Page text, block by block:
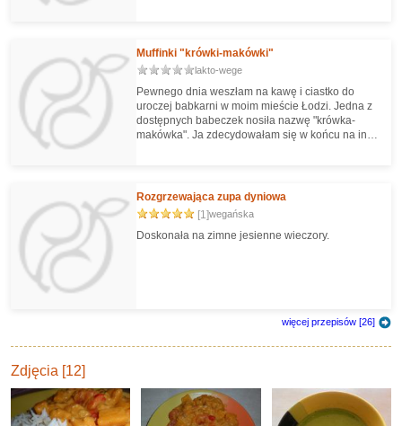
Muffinki "krówki-makówki"
lakto-wege
Pewnego dnia weszłam na kawę i ciastko do
uroczej babkarni w moim mieście Łodzi. Jedna z
dostępnych babeczek nosiła nazwę "krówka-
makówka". Ja zdecydowałam się w końcu na inny
muffinki.
Rozgrzewająca zupa dyniowa
[1]wegańska
Doskonała na zimne jesienne wieczory.
więcej przepisów [26]
Zdjęcia [12]